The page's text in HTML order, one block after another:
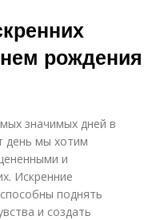
рождения
значимых дней в
день мы хотим
и
Искренние
поднять
и создать